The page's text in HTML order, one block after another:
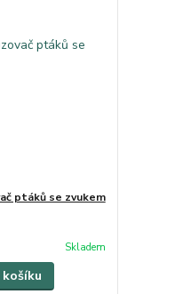
ptáků se zvukem
Skladem